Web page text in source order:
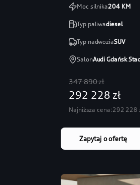
Moc silnika204KM
Typ paliwadiesel
Typ nadwoziaSUV
SalonAudi Gdańsk
347 890 zł
292 228 zł
Najniższa cena:292 228
Zapytaj o ofertę